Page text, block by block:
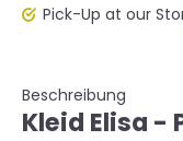
Pick-Up at our
Beschreibung
Kleid Elisa -